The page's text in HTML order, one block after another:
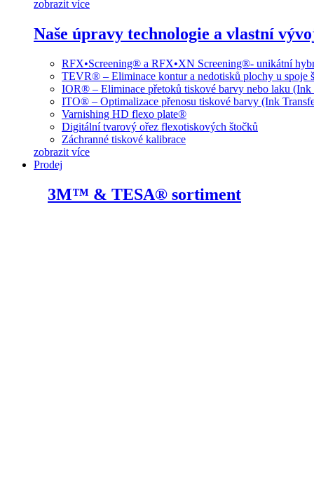
zobrazit více
Naše úpravy technologie a vlastní
RFX•Screening® a RFX•XN Screening®- unikátní
TEVR® – Eliminace kontur a nedotisků plochy u spoje
IOR® – Eliminace přetoků tiskové barvy nebo laku
ITO® – Optimalizace přenosu tiskové barvy (Ink
Varnishing HD flexo plate®
Digitální tvarový ořez flexotiskových štočků
Záchranné tiskové kalibrace
zobrazit více
Prodej
3M™ & TESA® sortiment